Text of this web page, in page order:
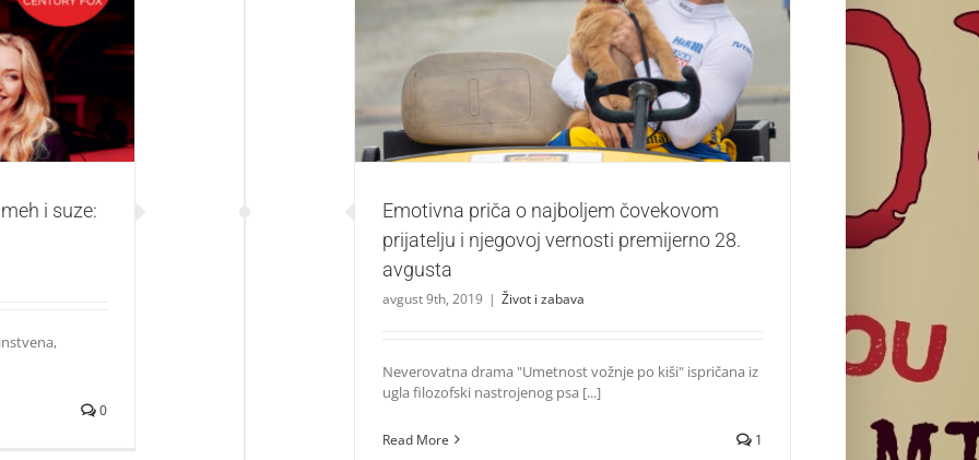
Umetnost
i suze:
0
Emotivna priča o najboljem čovekovom prijatelju i njegovoj
vernosti premijerno 28. avgusta
Život i zabava
Emotivna priča o najboljem čovekovom
prijatelju i njegovoj vernosti premijerno 28.
avgusta
avgust 9th, 2019 | Život i zabava
Neverovatna drama "Umetnost vožnje po kiši" ispričana iz
ugla filozofski nastrojenog psa [...]
Read More 1